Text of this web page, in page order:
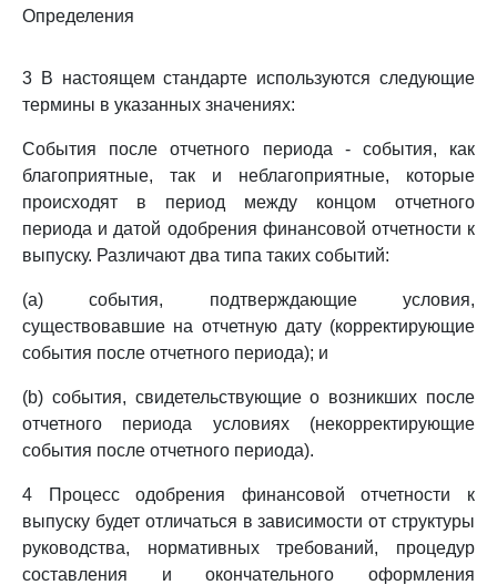
Определения
3 В настоящем стандарте используются следующие
термины в указанных значениях:
События после отчетного периода - события, как
благоприятные, так и неблагоприятные, которые
происходят в период между концом отчетного
периода и датой одобрения финансовой отчетности к
выпуску. Различают два типа таких событий:
(a) события, подтверждающие условия,
существовавшие на отчетную дату (корректирующие
события после отчетного периода); и
(b) события, свидетельствующие о возникших после
отчетного периода условиях (некорректирующие
события после отчетного периода).
4 Процесс одобрения финансовой отчетности к
выпуску будет отличаться в зависимости от структуры
руководства, нормативных требований, процедур
составления и окончательного оформления